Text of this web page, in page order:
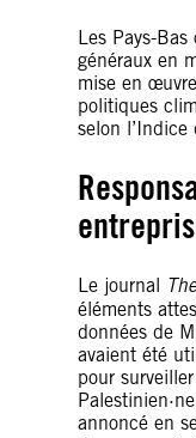
Les Pays-
généraux en
mise en
politiques
selon
Le journal
éléments
données de
avaient été
pour
annoncé en